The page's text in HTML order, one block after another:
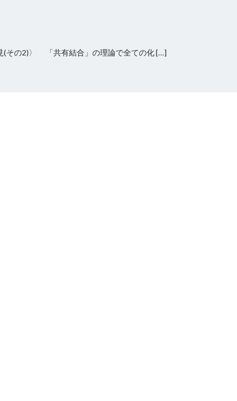
(その2)〉 「共有結合」の理論で全ての化 […]